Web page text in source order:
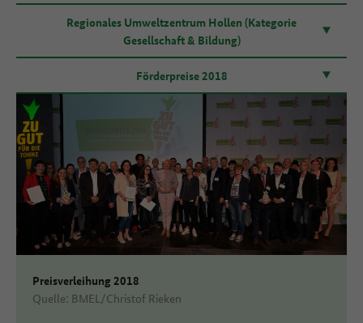
Regionales Umweltzentrum Hollen (Kategorie
Gesellschaft & Bildung)
Förderpreise 2018
Preisverleihung 2018
Quelle: BMEL/Christof Rieken